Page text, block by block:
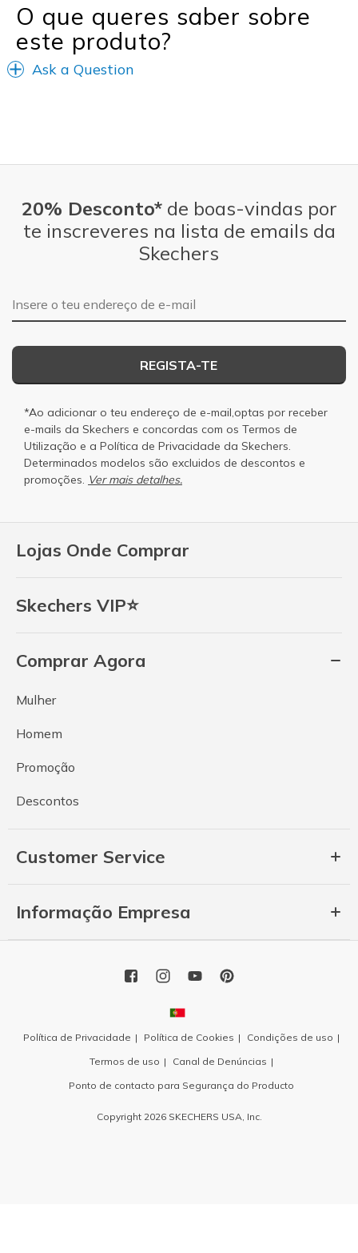
O que queres saber sobre
este produto?
Ask a Question
Lojas Onde Comprar
Skechers VIP⭐
Comprar Agora
Mulher
Homem
Promoção
Descontos
Customer Service
Informação Empresa
20% Desconto*de boas-vindas por
te inscreveres na lista de emails da
Skechers
Endereço de e-mail
REGISTA-TE
*Ao adicionar o teu endereço de e-mail,optas por receber
e-mails da Skechers e concordas com os Termos de
Utilização e a Política de Privacidade da Skechers.
Determinados modelos são excluidos de descontos e
promoções. Ver mais detalhes.
Política de Privacidade Política de Cookies
Condições de uso
Termos de uso
Canal de Denúncias
Ponto de contacto para Segurança do Producto
Copyright 2026 SKECHERS USA, Inc.